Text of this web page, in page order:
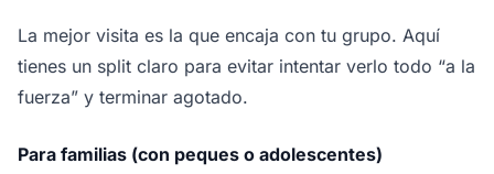
La mejor visita es la que encaja con tu grupo. Aquí
tienes un split claro para evitar intentar verlo todo “a la
fuerza” y terminar agotado.
Para familias (con peques o adolescentes)